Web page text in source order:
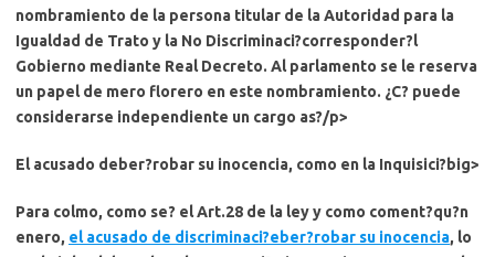
nombramiento de la persona titular de la Autoridad para la
Igualdad de Trato y la No Discriminaci?corresponder?l
Gobierno mediante Real Decreto. Al parlamento se le reserva
un papel de mero florero en este nombramiento. ¿C? puede
considerarse independiente un cargo as?/p>
El acusado deber?robar su inocencia, como en la Inquisici?big>
Para colmo, como se? el Art.28 de la ley y como coment?qu?n
enero, el acusado de discriminaci?eber?robar su inocencia, lo